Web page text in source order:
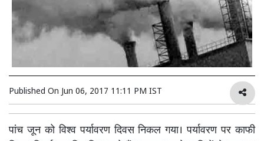
Published On Jun 06, 2017 11:11 PM IST
पांच जून को विश्व पर्यावरण दिवस निकल गया। पर्यावरण पर काफी